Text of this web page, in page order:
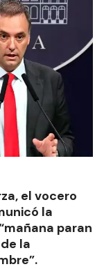
el vocero
la
paran
la